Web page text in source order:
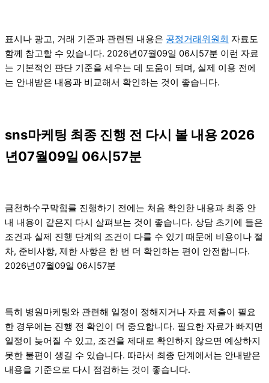
표시나 광고, 거래 기준과 관련된 내용은 공정거래위원회 자료도
함께 참고할 수 있습니다. 2026년07월09일 06시57분 이런 자료
는 기본적인 판단 기준을 세우는 데 도움이 되며, 실제 이용 전에
는 안내받은 내용과 비교해서 확인하는 것이 좋습니다.
sns마케팅 최종 진행 전 다시 볼 내용 2026
년07월09일 06시57분
금천하수구막힘를 진행하기 전에는 처음 확인한 내용과 최종 안
내 내용이 같은지 다시 살펴보는 것이 좋습니다. 상담 초기에 들은
조건과 실제 진행 단계의 조건이 다를 수 있기 때문에 비용이나 절
차, 준비사항, 제한 사항은 한 번 더 확인하는 편이 안전합니다.
2026년07월09일 06시57분
특히 병원마케팅와 관련해 일정이 정해지거나 자료 제출이 필요
한 경우에는 진행 전 확인이 더 중요합니다. 필요한 자료가 빠지면
일정이 늦어질 수 있고, 조건을 제대로 확인하지 않으면 예상하지
못한 불편이 생길 수 있습니다. 따라서 최종 단계에서는 안내받은
내용을 기준으로 다시 점검하는 것이 좋습니다.